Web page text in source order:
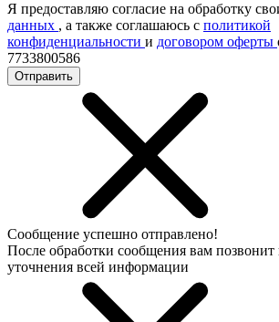
Я предоставляю согласие на обработку
данных , а также соглашаюсь с политикой
конфиденциальности и договором оферты
7733800586
Отправить
Сообщение успешно отправлено!
После обработки сообщения вам
уточнения всей информации